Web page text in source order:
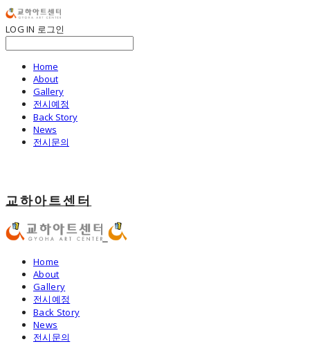
LOG IN 로그인
Home
About
Gallery
전시예정
Back Story
News
전시문의
교하아트센터
Home
About
Gallery
전시예정
Back Story
News
전시문의